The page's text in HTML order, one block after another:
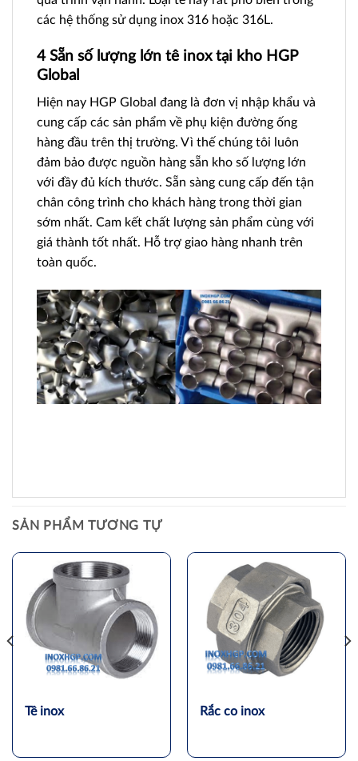
các hệ thống sử dụng inox 316 hoặc 316L.
4 Sẵn số lượng lớn tê inox tại kho HGP
Global
Hiện nay HGP Global đang là đơn vị nhập khẩu và
cung cấp các sản phẩm về phụ kiện đường ống
hàng đầu trên thị trường. Vì thế chúng tôi luôn
đảm bảo được nguồn hàng sẵn kho số lượng lớn
với đầy đủ kích thước. Sẵn sàng cung cấp đến tận
chân công trình cho khách hàng trong thời gian
sớm nhất. Cam kết chất lượng sản phẩm cùng với
giá thành tốt nhất. Hỗ trợ giao hàng nhanh trên
toàn quốc.
SẢN PHẨM TƯƠNG TỰ
Tê inox Rắc co inox